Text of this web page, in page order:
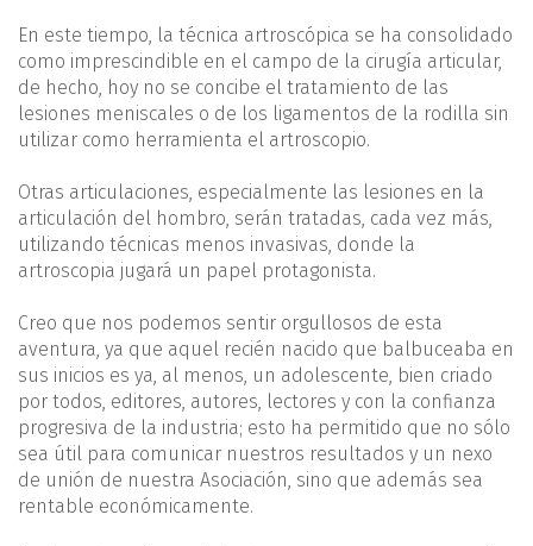
En este tiempo, la técnica artroscópica se ha consolidado
como imprescindible en el campo de la cirugía articular,
de hecho, hoy no se concibe el tratamiento de las
lesiones meniscales o de los li­gamentos de la rodilla sin
utilizar como herramienta el artroscopio.
Otras articulaciones, especialmente las lesiones en la
articulación del hombro, serán tratadas, cada vez más,
utilizando técnicas menos invasivas, donde la
artroscopia jugará un papel protagonista.
Creo que nos podemos sentir orgullosos de esta
aventura, ya que aquel recién nacido que balbuceaba en
sus inicios es ya, al menos, un adolescente, bien criado
por todos, editores, autores, lectores y con la confianza
progresiva de la industria; esto ha permitido que no sólo
sea útil para comunicar nuestros resultados y un nexo
de unión de nuestra Asociación, sino que además sea
rentable económicamente.